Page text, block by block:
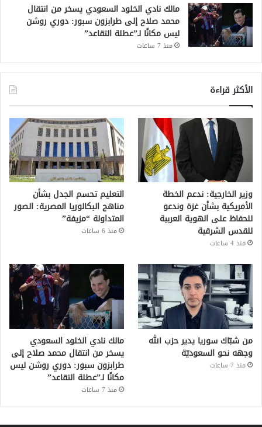
مالك نادي الخلود السعودي يسخر من انتقال
محمد صلاح إلى طرابزون سبور: دوري روشن
ليس مكانًا لـ”عطلة التقاعد”
منذ 7 ساعات
الأكثر قراءة
وزير الخارجية: ندعم الخطة
الأمريكية بشأن غزة وندعو
للحفاظ على الهوية العربية
للقدس الشرقية
منذ 4 ساعات
التعليم تحسم الجدل بشأن
مناهج البكالوريا المصرية: الصور
المتداولة “مزيفة”
منذ 6 ساعات
من شبّاك سوريا يدير حزب الله
وجهه نحو السعوديّة
منذ 7 ساعات
مالك نادي الخلود السعودي
يسخر من انتقال محمد صلاح إلى
طرابزون سبور: دوري روشن ليس
مكانًا لـ”عطلة التقاعد”
منذ 7 ساعات